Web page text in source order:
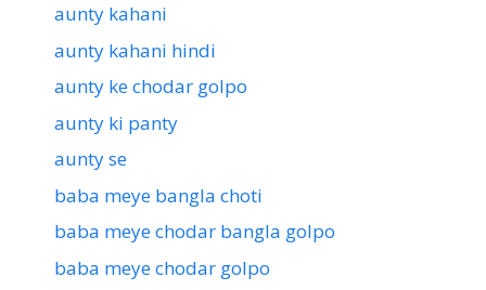
aunty kahani
aunty kahani hindi
aunty ke chodar golpo
aunty ki panty
aunty se
baba meye bangla choti
baba meye chodar bangla golpo
baba meye chodar golpo